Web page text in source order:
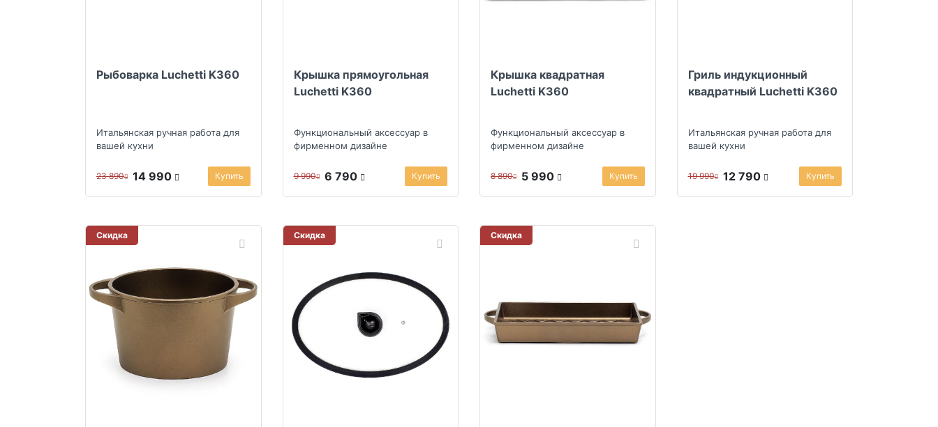
Рыбоварка Luchetti K360
Итальянская ручная работа для
вашей кухни
23 890 14 990 Купить
Крышка прямоугольная
Luchetti K360
Функциональный аксессуар в
фирменном дизайне
9 990 6 790 Купить
Крышка квадратная
Luchetti K360
Функциональный аксессуар в
фирменном дизайне
8 890 5 990 Купить
Гриль индукционный
квадратный Luchetti K360
Итальянская ручная работа для
вашей кухни
19 990 12 790 Купить
Скидка Скидка Скидка